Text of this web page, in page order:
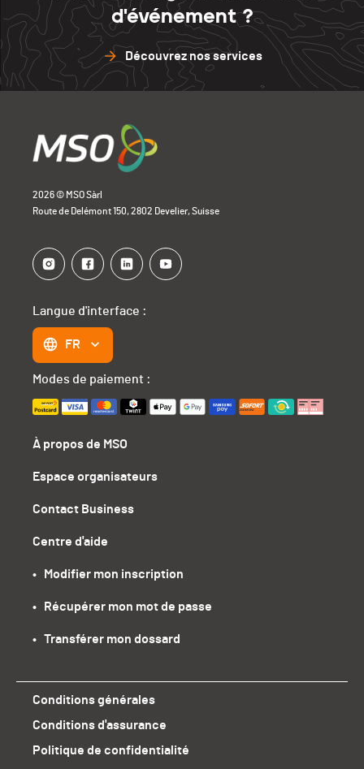
d'événement ?
Découvrez nos services
2026 © MSO Sàrl
Route de Delémont 150, 2802 Develier, Suisse
À propos de MSO
Espace organisateurs
Contact Business
Centre d'aide
•   Modifier mon inscription
•   Récupérer mon mot de passe
•   Transférer mon dossard
Langue d'interface :
FR
Modes de paiement :
Conditions générales
Conditions d'assurance
Politique de confidentialité